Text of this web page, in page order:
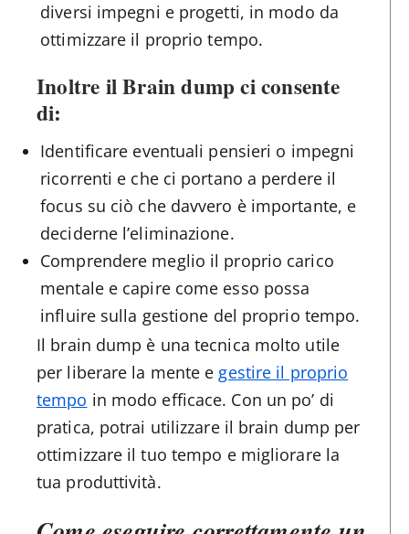
diversi impegni e progetti, in modo da
ottimizzare il proprio tempo.
Inoltre il Brain dump ci consente
di:
Identificare eventuali pensieri o impegni
ricorrenti e che ci portano a perdere il
focus su ciò che davvero è importante, e
deciderne l’eliminazione.
Comprendere meglio il proprio carico
mentale e capire come esso possa
influire sulla gestione del proprio tempo.
Il brain dump è una tecnica molto utile
per liberare la mente e gestire il proprio
tempo in modo efficace. Con un po’ di
pratica, potrai utilizzare il brain dump per
ottimizzare il tuo tempo e migliorare la
tua produttività.